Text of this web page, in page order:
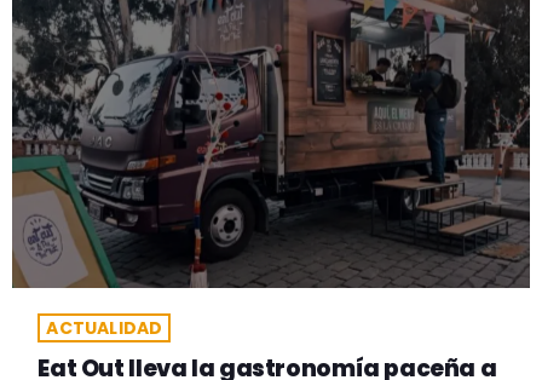
ACTUALIDAD
Eat Out lleva la gastronomía paceña a